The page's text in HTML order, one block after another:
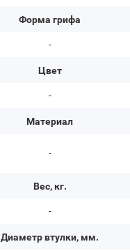
Форма грифа
-
Цвет
-
Материал
-
Вес, кг.
-
Диаметр втулки, мм.